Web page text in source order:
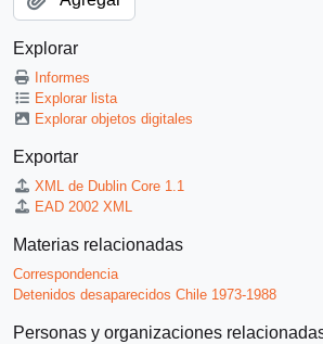
Explorar
Informes
Explorar lista
Explorar objetos digitales
Exportar
XML de Dublin Core 1.1
EAD 2002 XML
Materias relacionadas
Correspondencia
Detenidos desaparecidos Chile 1973-1988
Personas y organizaciones